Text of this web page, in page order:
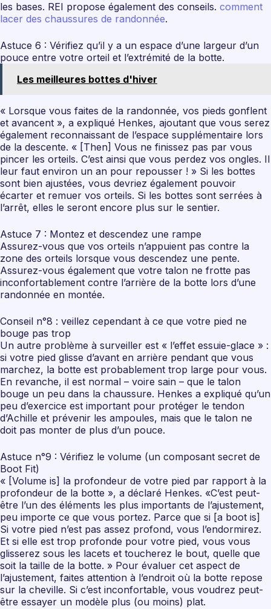
les bases. REI propose également des conseils. comment
lacer des chaussures de randonnée.
Astuce 6 : Vérifiez qu’il y a un espace d’une largeur d’un
pouce entre votre orteil et l’extrémité de la botte.
Les meilleures bottes d'hiver
« Lorsque vous faites de la randonnée, vos pieds gonflent
et avancent », a expliqué Henkes, ajoutant que vous serez
également reconnaissant de l’espace supplémentaire lors
de la descente. « [Then] Vous ne finissez pas par vous
pincer les orteils. C’est ainsi que vous perdez vos ongles. Il
leur faut environ un an pour repousser ! » Si les bottes
sont bien ajustées, vous devriez également pouvoir
écarter et remuer vos orteils. Si les bottes sont serrées à
l’arrêt, elles le seront encore plus sur le sentier.
Astuce 7 : Montez et descendez une rampe
Assurez-vous que vos orteils n’appuient pas contre la
zone des orteils lorsque vous descendez une pente.
Assurez-vous également que votre talon ne frotte pas
inconfortablement contre l’arrière de la botte lors d’une
randonnée en montée.
Conseil n°8 : veillez cependant à ce que votre pied ne
bouge pas trop
Un autre problème à surveiller est « l’effet essuie-glace » :
si votre pied glisse d’avant en arrière pendant que vous
marchez, la botte est probablement trop large pour vous.
En revanche, il est normal – voire sain – que le talon
bouge un peu dans la chaussure. Henkes a expliqué qu’un
peu d’exercice est important pour protéger le tendon
d’Achille et prévenir les ampoules, mais que le talon ne
doit pas monter de plus d’un pouce.
Astuce n°9 : Vérifiez le volume (un composant secret de
Boot Fit)
« [Volume is] la profondeur de votre pied par rapport à la
profondeur de la botte », a déclaré Henkes. «C’est peut-
être l’un des éléments les plus importants de l’ajustement,
peu importe ce que vous portez. Parce que si [a boot is]
Si votre pied n’est pas assez profond, vous l’endormirez.
Et si elle est trop profonde pour votre pied, vous vous
glisserez sous les lacets et toucherez le bout, quelle que
soit la taille de la botte. » Pour évaluer cet aspect de
l’ajustement, faites attention à l’endroit où la botte repose
sur la cheville. Si c’est inconfortable, vous voudrez peut-
être essayer un modèle plus (ou moins) plat.